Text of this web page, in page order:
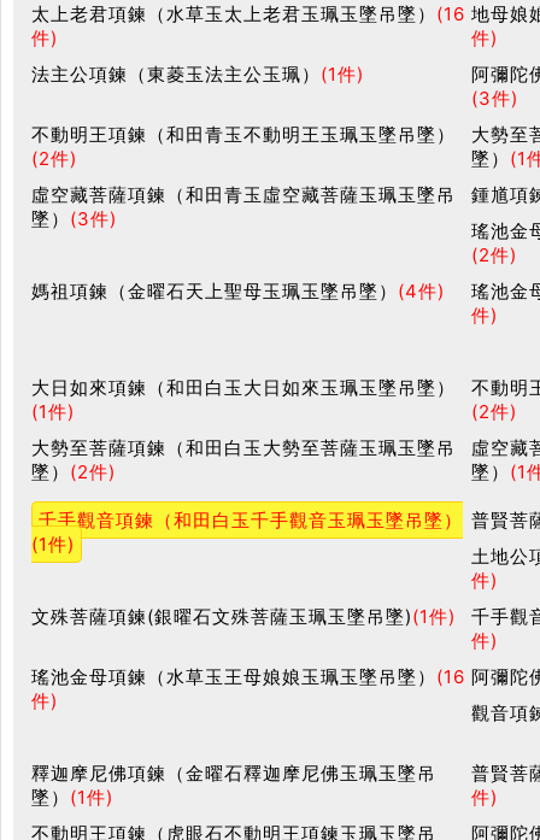
太上老君項鍊（水草玉太上老君玉珮玉墜吊墜） (16
件)
地母娘
件)
法主公項鍊（東菱玉法主公玉珮） (1件)
阿彌陀
(3件)
不動明王項鍊（和田青玉不動明王玉珮玉墜吊墜）
(2件)
大勢至
墜） (1
虛空藏菩薩項鍊（和田青玉虛空藏菩薩玉珮玉墜吊
墜） (3件)
鍾馗項
瑤池金
(2件)
媽祖項鍊（金曜石天上聖母玉珮玉墜吊墜） (4件)
瑤池金
件)
大日如來項鍊（和田白玉大日如來玉珮玉墜吊墜）
(1件)
不動明
(2件)
大勢至菩薩項鍊（和田白玉大勢至菩薩玉珮玉墜吊
墜） (2件)
虛空藏
墜） (1
千手觀音項鍊（和田白玉千手觀音玉珮玉墜吊墜）
(1件)
普賢菩
土地公
件)
文殊菩薩項鍊(銀曜石文殊菩薩玉珮玉墜吊墜)(1件)
千手觀
件)
瑤池金母項鍊（水草玉王母娘娘玉珮玉墜吊墜） (16
件)
阿彌陀
觀音項
釋迦摩尼佛項鍊（金曜石釋迦摩尼佛玉珮玉墜吊
墜） (1件)
普賢菩
件)
不動明王項鍊（虎眼石不動明王項鍊玉珮玉墜吊
阿彌陀